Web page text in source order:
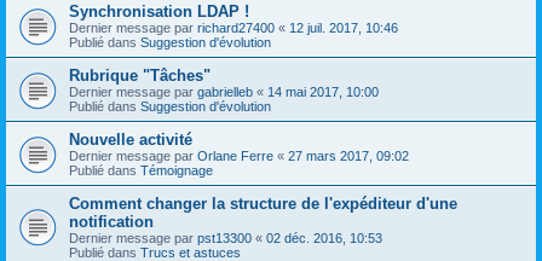
Synchronisation LDAP !
Dernier message par richard27400 « 12 juil. 2017, 10:46
Publié dans Suggestion d'évolution
Rubrique "Tâches"
Dernier message par gabrielleb « 14 mai 2017, 10:00
Publié dans Suggestion d'évolution
Nouvelle activité
Dernier message par Orlane Ferre « 27 mars 2017, 09:02
Publié dans Témoignage
Comment changer la structure de l'expéditeur d'une
notification
Dernier message par pst13300 « 02 déc. 2016, 10:53
Publié dans Trucs et astuces